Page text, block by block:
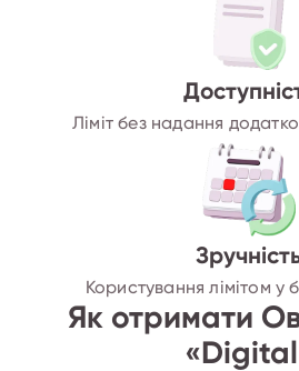
Ліміт без надання
Користування лімітом у
Як отримати